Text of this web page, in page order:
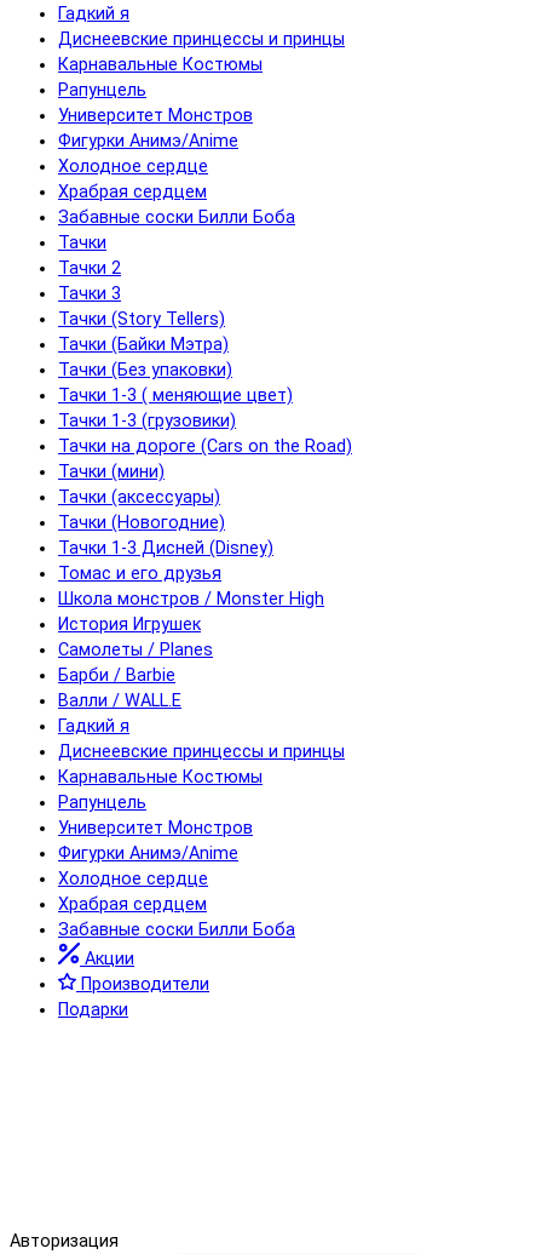
Гадкий я
Диснеевские принцессы и принцы
Карнавальные Костюмы
Рапунцель
Университет Монстров
Фигурки Анимэ/Anime
Холодное сердце
Храбрая сердцем
Забавные соски Билли Боба
Тачки
Тачки 2
Тачки 3
Тачки (Story Tellers)
Тачки (Байки Мэтра)
Тачки (Без упаковки)
Тачки 1-3 ( меняющие цвет)
Тачки 1-3 (грузовики)
Тачки на дороге (Cars on the Road)
Тачки (мини)
Тачки (аксессуары)
Тачки (Новогодние)
Тачки 1-3 Дисней (Disney)
Томас и его друзья
Школа монстров / Monster High
История Игрушек
Самолеты / Planes
Барби / Barbie
Валли / WALL.E
Гадкий я
Диснеевские принцессы и принцы
Карнавальные Костюмы
Рапунцель
Университет Монстров
Фигурки Анимэ/Anime
Холодное сердце
Храбрая сердцем
Забавные соски Билли Боба
Акции
Производители
Подарки
Авторизация